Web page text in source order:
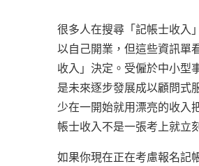
很多人在搜尋「記帳士收入
以自己開業，但這些資訊單
收入」決定。受僱於中小型
是未來逐步發展成以顧問式
少在一開始就用漂亮的收入
帳士收入不是一張考上就立
如果你現在正在考慮報名記